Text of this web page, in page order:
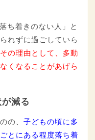
ち着きのない人」と
れずに過ごしていら
その理由として、多動
くなることがあげら
減る
の、 子どもの頃に多
とにある程度落ち着